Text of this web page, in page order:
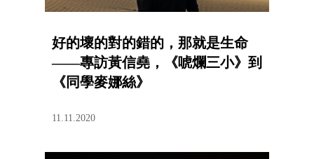
好的壞的對的錯的，那就是生命
——專訪黃信堯，《唬爛三小》到
《同學麥娜絲》
11.11.2020